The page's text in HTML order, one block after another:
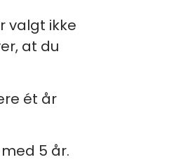
valgt ikke
at du
ét år
5 år.